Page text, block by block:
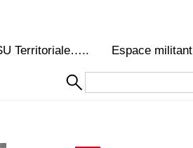
Territoriale….. Espace militant